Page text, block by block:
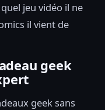
jeu vidéo il ne
il vient de
geek
geek sans